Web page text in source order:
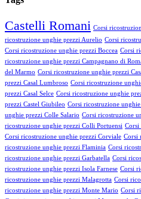
Castelli Romani Corsi
ricostruzione unghie prezzi Aurelio Corsi
Corsi ricostruzione unghie prezzi Boccea Corsi
ricostruzione unghie prezzi Campagnano di
del Marmo Corsi ricostruzione unghie prezzi
prezzi Casal Lumbroso Corsi ricostruzione
prezzi Casal Selce Corsi ricostruzione unghie
prezzi Castel Giubileo Corsi ricostruzione
unghie prezzi Colle Salario Corsi ricostruzione
ricostruzione unghie prezzi Colli Portuensi Corsi
Corsi ricostruzione unghie prezzi Corviale Corsi
ricostruzione unghie prezzi Flaminia Corsi
ricostruzione unghie prezzi Garbatella Corsi
ricostruzione unghie prezzi Isola Farnese Corsi
ricostruzione unghie prezzi Malagrotta Corsi
ricostruzione unghie prezzi Monte Mario Corsi